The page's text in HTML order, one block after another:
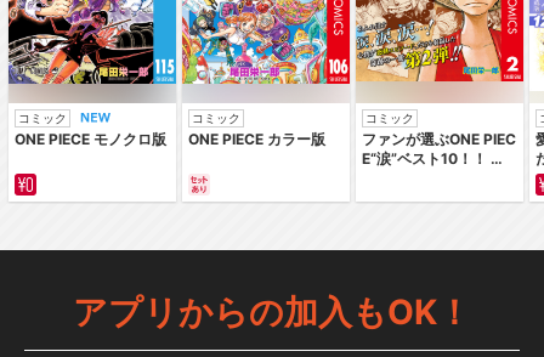
進撃の巨人 OAD 困難
進撃の巨人 OAD 悔いなき選
進撃！巨人中学校
コミック
ONE PIECE モノクロ版
コミック
ONE PIECE カラー版
コミック
ファンが選ぶONE PIEC
E“涙”ベスト10！！ ～
編～ カラー版
アプリからの加入もOK！